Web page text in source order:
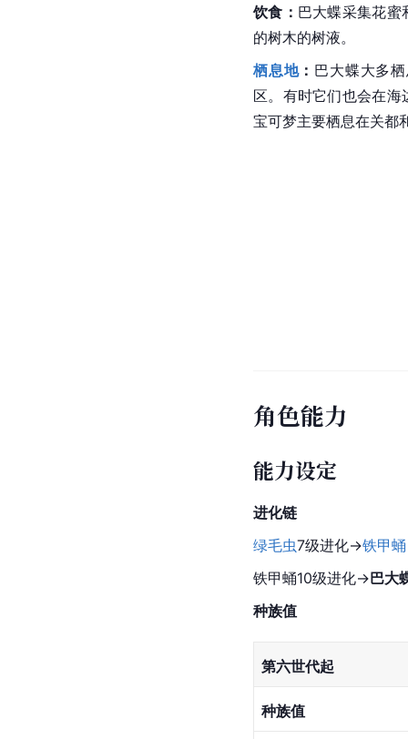
饮食： 巴大蝶采集花蜜
的树木的树液。
栖息地： 巴大蝶大多
区。有时它们也会在
宝可梦主要栖息在关都
角色能力
能力设定
进化链
绿毛虫7级进化→铁甲蛹
铁甲蛹10级进化→巴大
种族值
第六世代起
种族值